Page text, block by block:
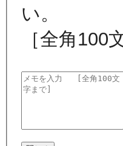
い。
［全角100